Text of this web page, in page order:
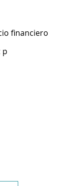
financiero
p